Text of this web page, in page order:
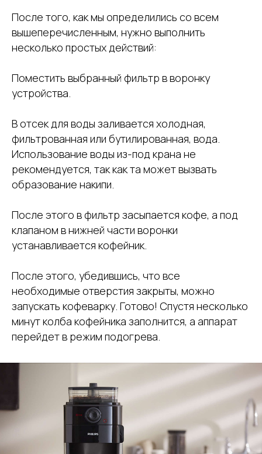
После того, как мы определились со всем
вышеперечисленным, нужно выполнить
несколько простых действий:
Поместить выбранный фильтр в воронку
устройства.
В отсек для воды заливается холодная,
фильтрованная или бутилированная, вода.
Использование воды из-под крана не
рекомендуется, так как та может вызвать
образование накипи.
После этого в фильтр засыпается кофе, а под
клапаном в нижней части воронки
устанавливается кофейник.
После этого, убедившись, что все
необходимые отверстия закрыты, можно
запускать кофеварку. Готово! Спустя несколько
минут колба кофейника заполнится, а аппарат
перейдет в режим подогрева.